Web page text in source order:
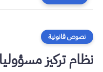
نصوص قانونية
نظام تركيز